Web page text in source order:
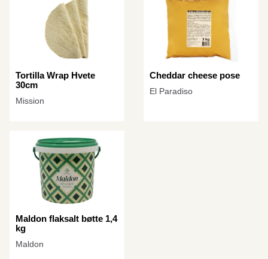
Tortilla Wrap Hvete
30cm
Mission
Cheddar cheese pose
El Paradiso
Maldon flaksalt bøtte 1,4
kg
Maldon